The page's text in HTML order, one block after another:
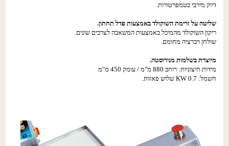
דיוק מירבי בטמפרטורות.
שליטה על זרימת השוקולד באמצעות פדל תחתון.
ריקון השוקולד מהמיכל באמצעות המשאבה לצרכים שונים.
שולחן ויברציה מחומם.
מיוצרת בשלמות מנירוסטה.
מידות חיצוניות: רוחב 880 מ"מ / עומק 450 מ"מ
חשמל: KW 0.7 שלוש פאזות.